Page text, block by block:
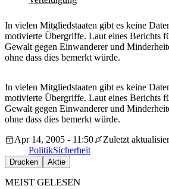
In vielen Mitgliedstaaten gibt es keine
motivierte Übergriffe. Laut eines Berichts
Gewalt gegen Einwanderer und
ohne dass dies bemerkt würde.
In vielen Mitgliedstaaten gibt es keine
motivierte Übergriffe. Laut eines Berichts
Gewalt gegen Einwanderer und
ohne dass dies bemerkt würde.
Apr 14, 2005 - 11:50
Zuletzt
PolitikSicherheit
Drucken Aktie
MEIST GELESEN